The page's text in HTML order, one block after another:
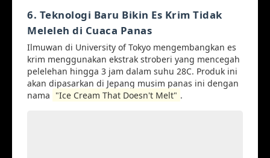
6. Teknologi Baru Bikin Es Krim Tidak
Meleleh di Cuaca Panas
Ilmuwan di University of Tokyo mengembangkan es
krim menggunakan ekstrak stroberi yang mencegah
pelelehan hingga 3 jam dalam suhu 28C. Produk ini
akan dipasarkan di Jepang musim panas ini dengan
nama "Ice Cream That Doesn't Melt" .